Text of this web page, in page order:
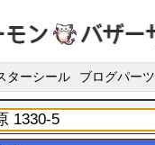
ターシール ブログパーツ